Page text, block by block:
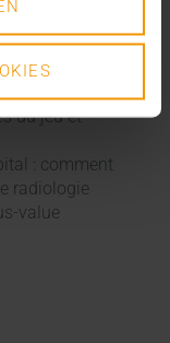
KO
du jeu et
: comment
radiologie
value